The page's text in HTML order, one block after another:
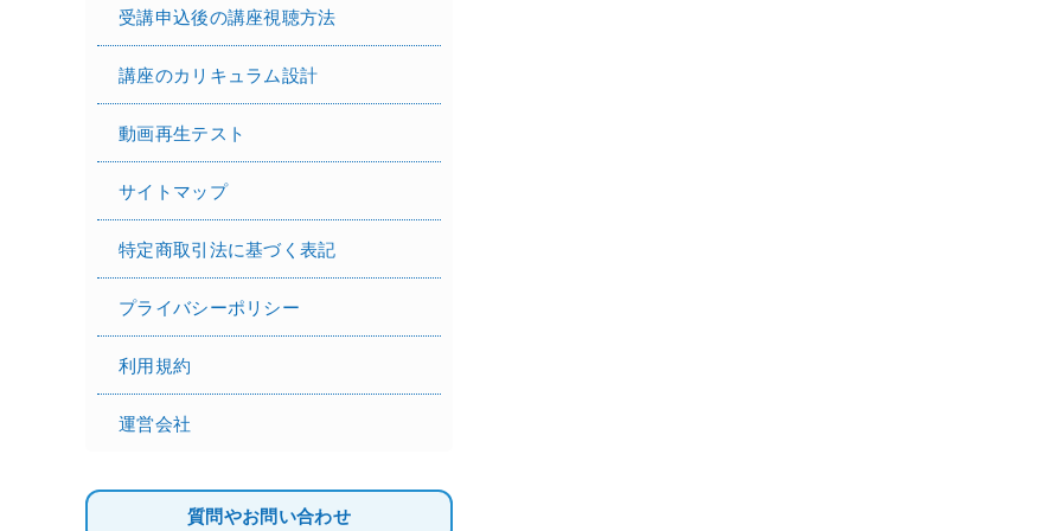
受講申込後の講座視聴方法
講座のカリキュラム設計
動画再生テスト
サイトマップ
特定商取引法に基づく表記
プライバシーポリシー
利用規約
運営会社
質問やお問い合わせ